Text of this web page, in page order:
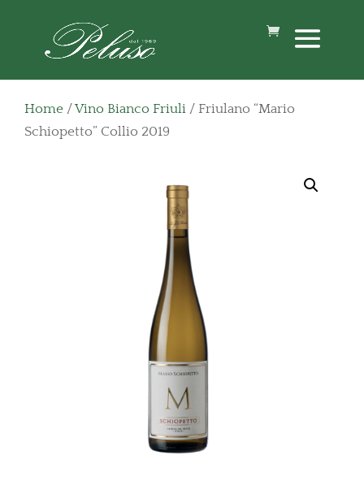
Home /Vino Bianco Friuli / Friulano “Mario
Schiopetto” Collio 2019